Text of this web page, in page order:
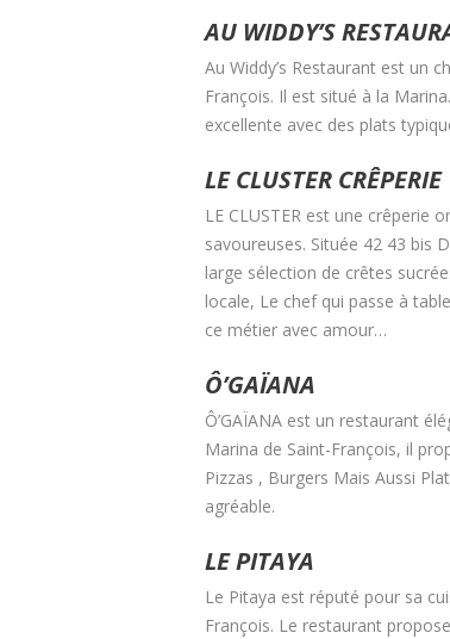
AU WIDDY’S
Au Widdy’s Restaurant est un
François. Il est situé à la
excellente avec des plats
LE CLUSTER CRÊPERIE
LE CLUSTER est une crêperie
savoureuses. Située 42 43 bis
large sélection de crêtes
locale, Le chef qui passe à
ce métier avec amour…
Ô’GAÏANA
Ô’GAÏANA est un restaurant
Marina de Saint-François, il
Pizzas , Burgers Mais Aussi
agréable.
LE PITAYA
Le Pitaya est réputé pour sa
François. Le restaurant